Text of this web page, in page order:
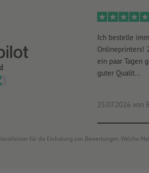
Ich bestelle
Onlineprinters!
ein paar Tagen
guter Qualit...
25.07.2026 von
für die Einholung von Bewertungen. Welche